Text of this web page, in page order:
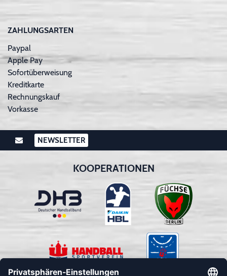
ZAHLUNGSARTEN
Paypal
Apple Pay
Sofortüberweisung
Kreditkarte
Rechnungskauf
Vorkasse
NEWSLETTER
KOOPERATIONEN